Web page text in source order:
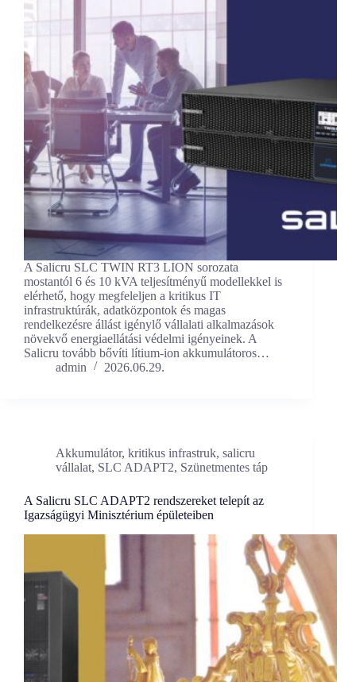
A Salicru SLC TWIN RT3 LION sorozata
mostantól 6 és 10 kVA teljesítményű modellekkel is
elérhető, hogy megfeleljen a kritikus IT
infrastruktúrák, adatközpontok és magas
rendelkezésre állást igénylő vállalati alkalmazások
növekvő energiaellátási védelmi igényeinek. A
Salicru tovább bővíti lítium-ion akkumulátoros…
admin
2026.06.29.
Akkumulátor, kritikus infrastruk, salicru
vállalat, SLC ADAPT2, Szünetmentes táp
A Salicru SLC ADAPT2 rendszereket telepít az
Igazságügyi Minisztérium épületeiben